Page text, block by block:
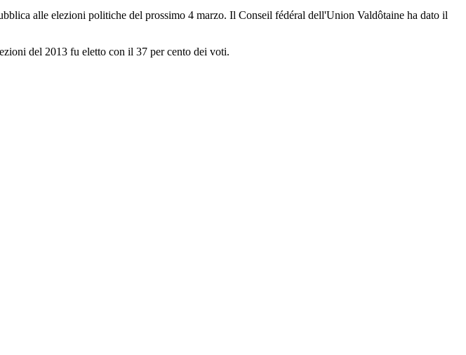
alle elezioni politiche del prossimo 4 marzo. Il Conseil fédéral dell'Union Valdôtaine ha dato il
del 2013 fu eletto con il 37 per cento dei voti.